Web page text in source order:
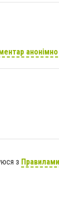
анонімно
з